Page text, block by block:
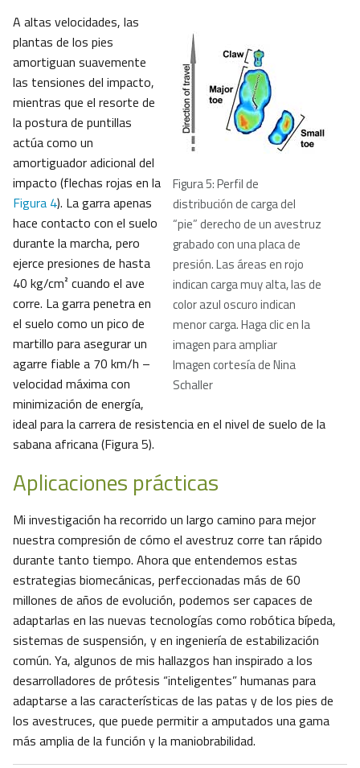
Figura 5: Perfil de
distribución de carga del
“pie” derecho de un avestruz
grabado con una placa de
presión. Las áreas en rojo
indican carga muy alta, las de
color azul oscuro indican
menor carga. Haga clic en la
imagen para ampliar
Imagen cortesía de Nina
Schaller
A altas velocidades, las
plantas de los pies
amortiguan suavemente
las tensiones del impacto,
mientras que el resorte de
la postura de puntillas
actúa como un
amortiguador adicional del
impacto (flechas rojas en la
Figura 4). La garra apenas
hace contacto con el suelo
durante la marcha, pero
ejerce presiones de hasta
40 kg/cm² cuando el ave
corre. La garra penetra en
el suelo como un pico de
martillo para asegurar un
agarre fiable a 70 km/h –
velocidad máxima con
minimización de energía,
ideal para la carrera de resistencia en el nivel de suelo de la
sabana africana (Figura 5).
Aplicaciones prácticas
Mi investigación ha recorrido un largo camino para mejor
nuestra compresión de cómo el avestruz corre tan rápido
durante tanto tiempo. Ahora que entendemos estas
estrategias biomecánicas, perfeccionadas más de 60
millones de años de evolución, podemos ser capaces de
adaptarlas en las nuevas tecnologías como robótica bípeda,
sistemas de suspensión, y en ingeniería de estabilización
común. Ya, algunos de mis hallazgos han inspirado a los
desarrolladores de prótesis “inteligentes” humanas para
adaptarse a las características de las patas y de los pies de
los avestruces, que puede permitir a amputados una gama
más amplia de la función y la maniobrabilidad.